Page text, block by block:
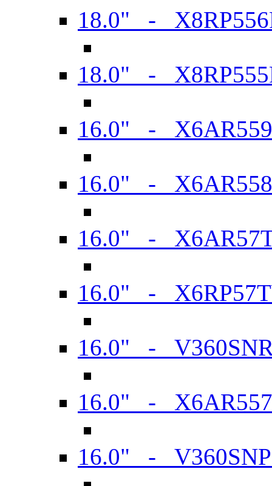
18.0" -
18.0" -
16.0" -
16.0" -
16.0" -
16.0" -
16.0" -
16.0" -
16.0" -